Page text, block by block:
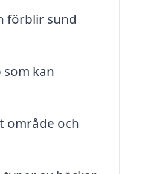
förblir sund
kan
område och